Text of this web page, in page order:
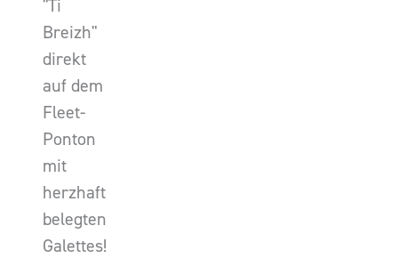
"Ti
Breizh"
direkt
auf dem
Fleet-
Ponton
mit
herzhaft
belegten
Galettes!